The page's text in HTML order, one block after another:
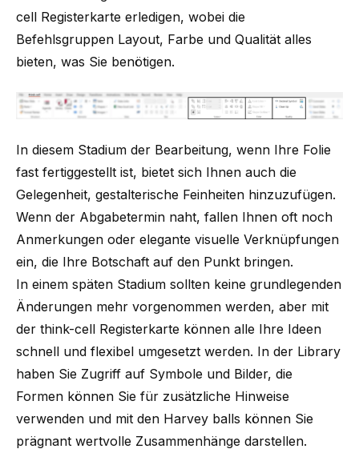
cell Registerkarte erledigen, wobei die
Befehlsgruppen Layout, Farbe und Qualität alles
bieten, was Sie benötigen.
In diesem Stadium der Bearbeitung, wenn Ihre Folie
fast fertiggestellt ist, bietet sich Ihnen auch die
Gelegenheit, gestalterische Feinheiten hinzuzufügen.
Wenn der Abgabetermin naht, fallen Ihnen oft noch
Anmerkungen oder elegante visuelle Verknüpfungen
ein, die Ihre Botschaft auf den Punkt bringen.
In einem späten Stadium sollten keine grundlegenden
Änderungen mehr vorgenommen werden, aber mit
der think-cell Registerkarte können alle Ihre Ideen
schnell und flexibel umgesetzt werden. In der Library
haben Sie Zugriff auf Symbole und Bilder, die
Formen können Sie für zusätzliche Hinweise
verwenden und mit den Harvey balls können Sie
prägnant wertvolle Zusammenhänge darstellen.